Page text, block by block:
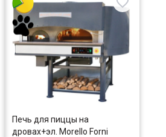
Печь для пиццы на
дровах+эл. Morello Forni